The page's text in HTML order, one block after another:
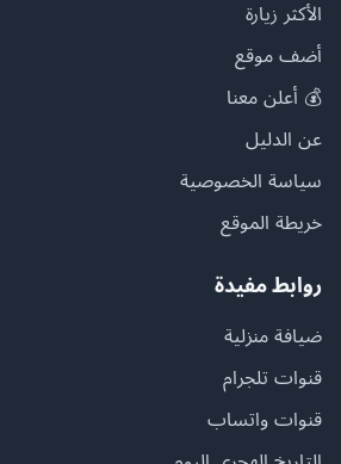
الأكثر زيارة
أضف موقع
💰 أعلن معنا
عن الدليل
سياسة الخصوصية
خريطة الموقع
روابط مفيدة
ضيافة منزلية
قنوات تلجرام
قنوات واتساب